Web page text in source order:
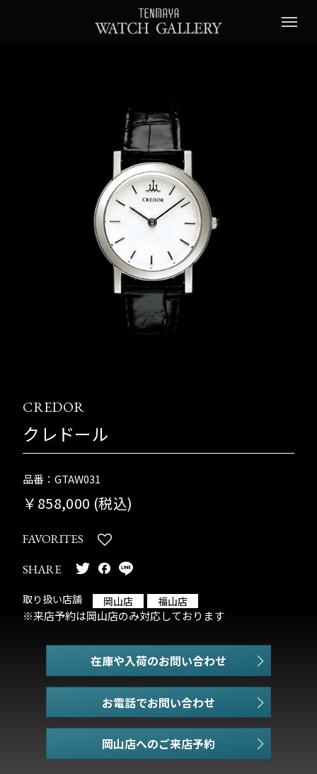
CREDOR
クレドール
品番：GTAW031
￥858,000 (税込)
FAVORITES
SHARE
取り扱い店舗 岡山店 福山店
※来店予約は岡山店のみ対応しております
在庫や入荷のお問い合わせ
お電話でお問い合わせ